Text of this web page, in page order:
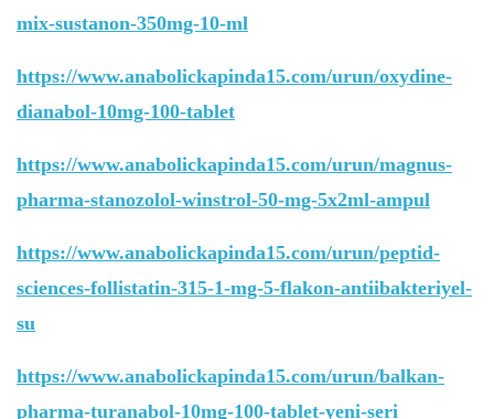
mix-sustanon-350mg-10-ml
https://www.anabolickapinda15.com/urun/oxydine-
dianabol-10mg-100-tablet
https://www.anabolickapinda15.com/urun/magnus-
pharma-stanozolol-winstrol-50-mg-5x2ml-ampul
https://www.anabolickapinda15.com/urun/peptid-
sciences-follistatin-315-1-mg-5-flakon-antiibakteriyel-
su
https://www.anabolickapinda15.com/urun/balkan-
pharma-turanabol-10mg-100-tablet-yeni-seri